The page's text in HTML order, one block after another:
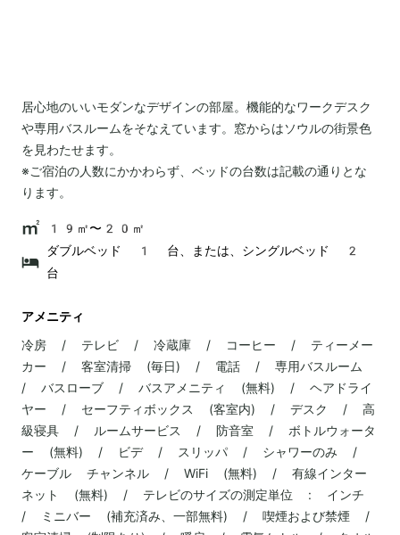
居心地のいいモダンなデザインの部屋。機能的なワークデスク
や専用バスルームをそなえています。窓からはソウルの街景色
を見わたせます。
※ご宿泊の人数にかかわらず、ベッドの台数は記載の通りとな
ります。
19㎡〜20㎡
ダブルベッド 1 台、または、シングルベッド 2
台
アメニティ
冷房 / テレビ / 冷蔵庫 / コーヒー / ティーメー
カー / 客室清掃 (毎日) / 電話 / 専用バスルーム
/ バスローブ / バスアメニティ (無料) / ヘアドライ
ヤー / セーフティボックス (客室内) / デスク / 高
級寝具 / ルームサービス / 防音室 / ボトルウォータ
ー (無料) / ビデ / スリッパ / シャワーのみ /
ケーブル チャンネル / WiFi (無料) / 有線インター
ネット (無料) / テレビのサイズの測定単位 : インチ
/ ミニバー (補充済み、一部無料) / 喫煙および禁煙 /